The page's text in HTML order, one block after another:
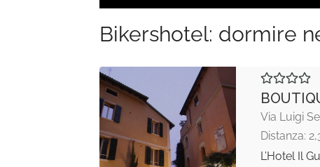
Bikershotel: dormire
Via Luigi
Distanza:
L’Hotel Il